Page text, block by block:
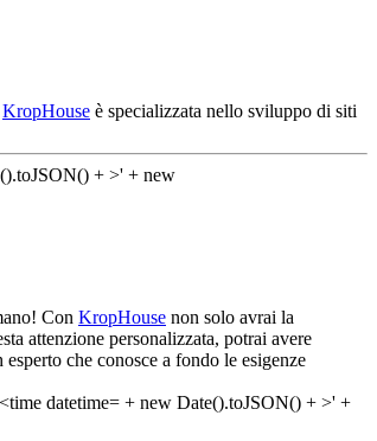
KropHouse è specializzata nello sviluppo di siti
Con KropHouse non solo avrai la
attenzione personalizzata, potrai avere
che conosce a fondo le esigenze